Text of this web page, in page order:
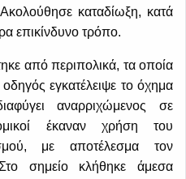
καταδίωξη, κατά
επικίνδυνο τρόπο.
από περιπολικά, τα οποία
εγκατέλειψε το όχημα
αναρριχώμενος σε
έκαναν χρήση του
με αποτέλεσμα τον
σημείο κλήθηκε άμεσα